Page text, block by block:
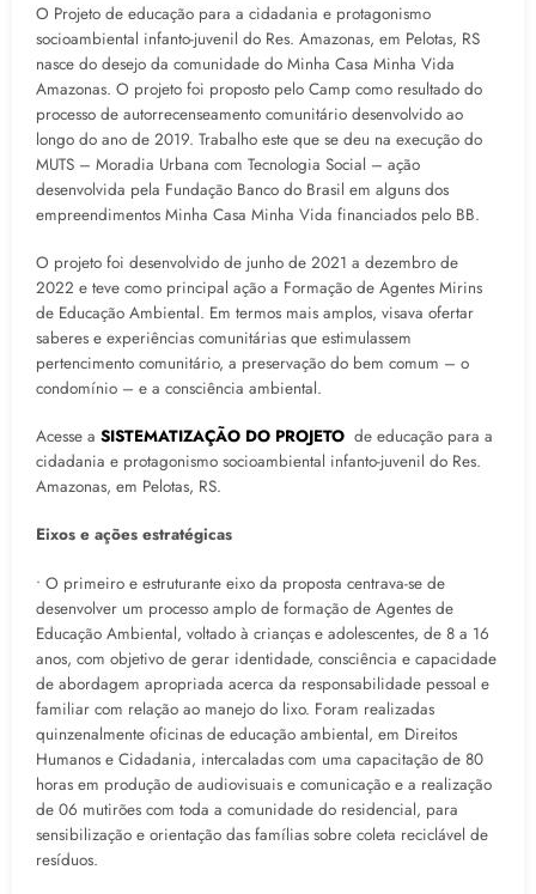
O Projeto de educação para a cidadania e protagonismo
socioambiental infanto-juvenil do Res. Amazonas, em Pelotas, RS
nasce do desejo da comunidade do Minha Casa Minha Vida
Amazonas. O projeto foi proposto pelo Camp como resultado do
processo de autorrecenseamento comunitário desenvolvido ao
longo do ano de 2019. Trabalho este que se deu na execução do
MUTS – Moradia Urbana com Tecnologia Social – ação
desenvolvida pela Fundação Banco do Brasil em alguns dos
empreendimentos Minha Casa Minha Vida financiados pelo BB.
O projeto foi desenvolvido de junho de 2021 a dezembro de
2022 e teve como principal ação a Formação de Agentes Mirins
de Educação Ambiental. Em termos mais amplos, visava ofertar
saberes e experiências comunitárias que estimulassem
pertencimento comunitário, a preservação do bem comum – o
condomínio – e a consciência ambiental.
Acesse a SISTEMATIZAÇÃO DO PROJETO de educação para a
cidadania e protagonismo socioambiental infanto-juvenil do Res.
Amazonas, em Pelotas, RS.
Eixos e ações estratégicas
• O primeiro e estruturante eixo da proposta centrava-se de
desenvolver um processo amplo de formação de Agentes de
Educação Ambiental, voltado à crianças e adolescentes, de 8 a 16
anos, com objetivo de gerar identidade, consciência e capacidade
de abordagem apropriada acerca da responsabilidade pessoal e
familiar com relação ao manejo do lixo. Foram realizadas
quinzenalmente oficinas de educação ambiental, em Direitos
Humanos e Cidadania, intercaladas com uma capacitação de 80
horas em produção de audiovisuais e comunicação e a realização
de 06 mutirões com toda a comunidade do residencial, para
sensibilização e orientação das famílias sobre coleta reciclável de
resíduos.